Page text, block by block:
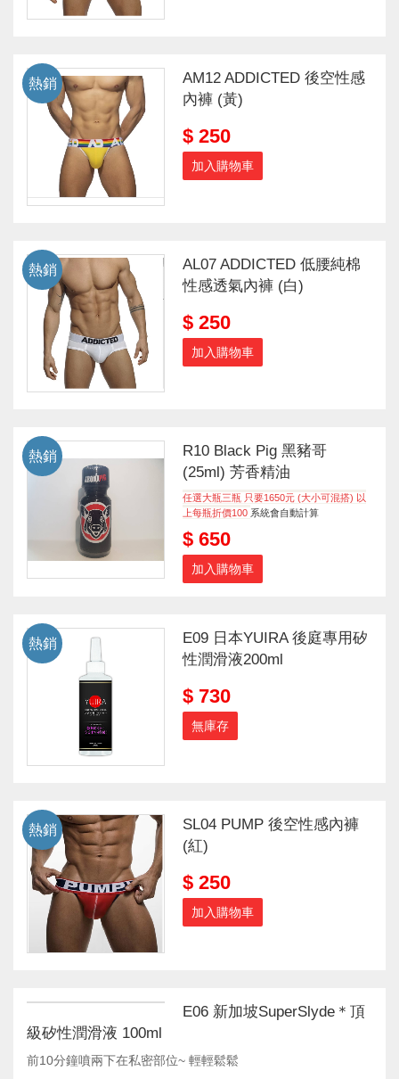
AM12 ADDICTED 後空性感
內褲 (黃)
$ 250
加入購物車
熱銷
AL07 ADDICTED 低腰純棉
性感透氣內褲 (白)
$ 250
加入購物車
熱銷
R10 Black Pig 黑豬哥
(25ml) 芳香精油
任選大瓶三瓶 只要1650元 (大小可混搭) 以
上每瓶折價100 系統會自動計算
$ 650
加入購物車
熱銷
E09 日本YUIRA 後庭專用矽
性潤滑液200ml
$ 730
無庫存
熱銷
SL04 PUMP 後空性感內褲
(紅)
$ 250
加入購物車
熱銷
E06 新加坡SuperSlyde＊頂
級矽性潤滑液 100ml
前10分鐘噴兩下在私密部位~ 輕輕鬆鬆